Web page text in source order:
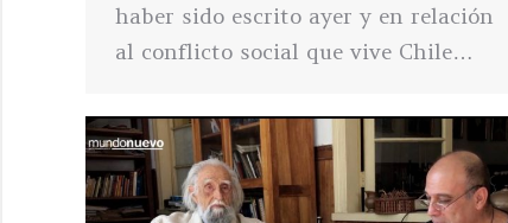
haber sido escrito ayer y en relación
al conflicto social que vive Chile…